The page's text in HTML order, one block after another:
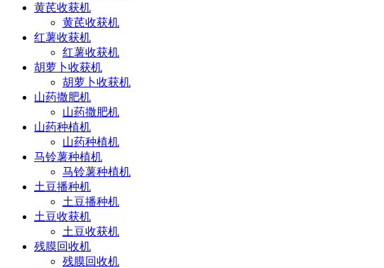
黄芪收获机
黄芪收获机
红薯收获机
红薯收获机
胡萝卜收获机
胡萝卜收获机
山药撒肥机
山药撒肥机
山药种植机
山药种植机
马铃薯种植机
马铃薯种植机
土豆播种机
土豆播种机
土豆收获机
土豆收获机
残膜回收机
残膜回收机